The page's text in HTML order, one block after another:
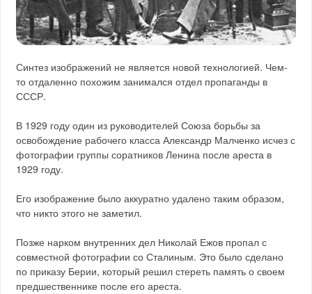
Синтез изображений не является новой технологией. Чем-
то отдаленно похожим занимался отдел пропаганды в
СССР.
В 1929 году один из руководителей Союза борьбы за
освобождение рабочего класса Александр Малченко исчез с
фотографии группы соратников Ленина после ареста в
1929 году.
Его изображение было аккуратно удалено таким образом,
что никто этого не заметил.
Позже нарком внутренних дел Николай Ежов пропал с
совместной фотографии со Сталиным. Это было сделано
по приказу Берии, который решил стереть память о своем
предшественнике после его ареста.